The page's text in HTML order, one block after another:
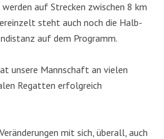
auf Strecken zwischen 8 km
steht auch noch die Halb-
auf dem Programm.
unsere Mannschaft an vielen
Regatten erfolgreich
mit sich, überall, auch